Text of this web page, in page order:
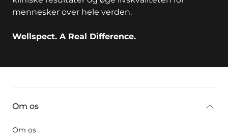
mennesker over hele verden.
Wellspect. A Real Difference.
Om os
Om os